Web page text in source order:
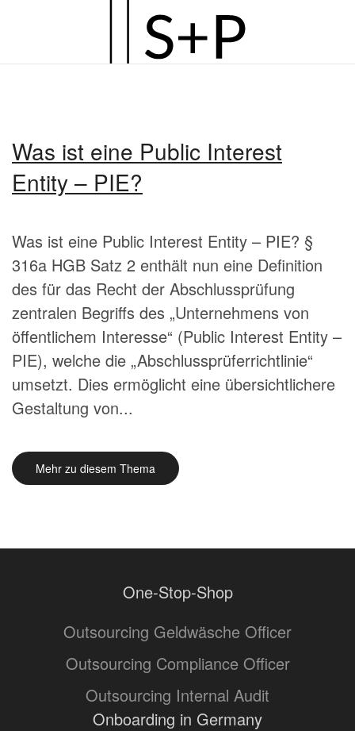
Hauptinhalt
Was ist eine Public Interest
Entity – PIE?
Was ist eine Public Interest Entity – PIE? §
316a HGB Satz 2 enthält nun eine Definition
des für das Recht der Abschlussprüfung
zentralen Begriffs des „Unternehmens von
öffentlichem Interesse“ (Public Interest Entity –
PIE), welche die „Abschlussprüferrichtlinie“
umsetzt. Dies ermöglicht eine übersichtlichere
Gestaltung von...
Mehr zu diesem Thema
One-Stop-Shop
Outsourcing Geldwäsche Officer
Outsourcing Compliance Officer
Outsourcing Internal Audit
Onboarding in Germany